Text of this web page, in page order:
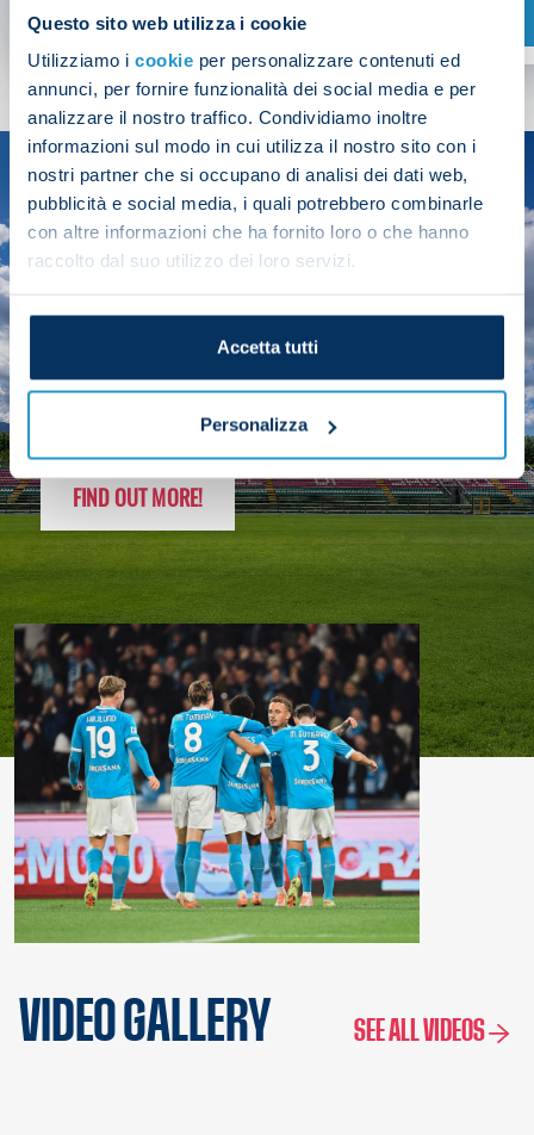
Questo sito web utilizza i cookie
Utilizziamo i cookie per personalizzare contenuti ed
annunci, per fornire funzionalità dei social media e per
analizzare il nostro traffico. Condividiamo inoltre
informazioni sul modo in cui utilizza il nostro sito con i
nostri partner che si occupano di analisi dei dati web,
pubblicità e social media, i quali potrebbero combinarle
con altre informazioni che ha fornito loro o che hanno
raccolto dal suo utilizzo dei loro servizi.
Accetta tutti
Personalizza
SHOP NOW
SEASON
2025/26
FOLLOW THE CHAMPS' JOURNEY
FIND OUT MORE!
VIDEO GALLERY SEE ALL VIDEOS